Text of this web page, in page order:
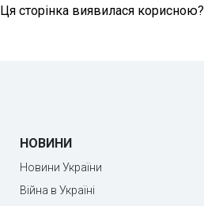
Ця сторінка виявилася корисною?
НОВИНИ
Новини України
Війна в Україні